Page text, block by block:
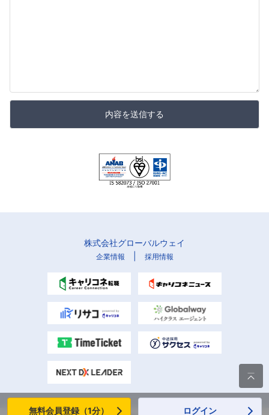
内容を送信する
株式会社グローバルウェイ
企業情報 採用情報

無料会員登録（1分） ログイン